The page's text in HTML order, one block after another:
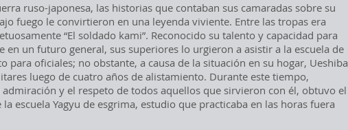
ruso-japonesa, las historias que contaban sus camaradas sobre su
fuego le convirtieron en una leyenda viviente. Entre las tropas era
“El soldado kami”. Reconocido su talento y capacidad para
en un futuro general, sus superiores lo urgieron a asistir a la escuela de
para oficiales; no obstante, a causa de la situación en su hogar, Ueshiba
luego de cuatro años de alistamiento. Durante este tiempo,
admiración y el respeto de todos aquellos que sirvieron con él, obtuvo el
escuela Yagyu de esgrima, estudio que practicaba en las horas fuera